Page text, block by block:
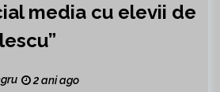
media cu elevii de
2 ani ago